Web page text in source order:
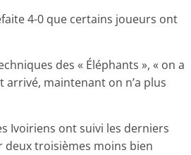
4-0 que certains joueurs ont
des « Éléphants », « on a
maintenant on n’a plus
Ivoiriens ont suivi les derniers
troisièmes moins bien